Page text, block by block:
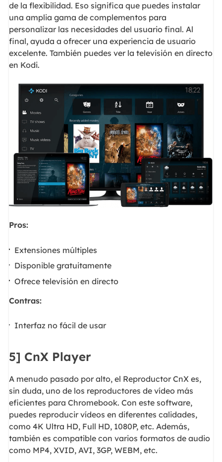
de la flexibilidad. Eso significa que puedes instalar
una amplia gama de complementos para
personalizar las necesidades del usuario final. Al
final, ayuda a ofrecer una experiencia de usuario
excelente. También puedes ver la televisión en directo
en Kodi.
Pros:
Extensiones múltiples
Disponible gratuitamente
Ofrece televisión en directo
Contras:
Interfaz no fácil de usar
5] CnX Player
A menudo pasado por alto, el Reproductor CnX es,
sin duda, uno de los reproductores de vídeo más
eficientes para Chromebook. Con este software,
puedes reproducir vídeos en diferentes calidades,
como 4K Ultra HD, Full HD, 1080P, etc. Además,
también es compatible con varios formatos de audio
como MP4, XVID, AVI, 3GP, WEBM, etc.